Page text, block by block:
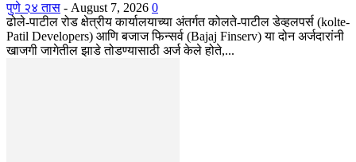
पुणे २४ तास - August 7, 2026 0
ढोले-पाटील रोड क्षेत्रीय कार्यालयाच्या अंतर्गत कोलते-पाटील डेव्हलपर्स (kolte-
Patil Developers) आणि बजाज फिन्सर्व (Bajaj Finserv) या दोन अर्जदारांनी
खाजगी जागेतील झाडे तोडण्यासाठी अर्ज केले होते,...